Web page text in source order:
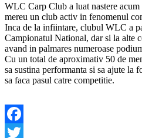
WLC Carp Club a luat nastere
mereu un club activ in fenomenul
Inca de la infiintare, clubul WLC a
Campionatul National, dar si la alte
avand in palmares numeroase
Cu un total de aproximativ 50 de
sa sustina performanta si sa ajute la
sa faca pasul catre competitie.
Facebook